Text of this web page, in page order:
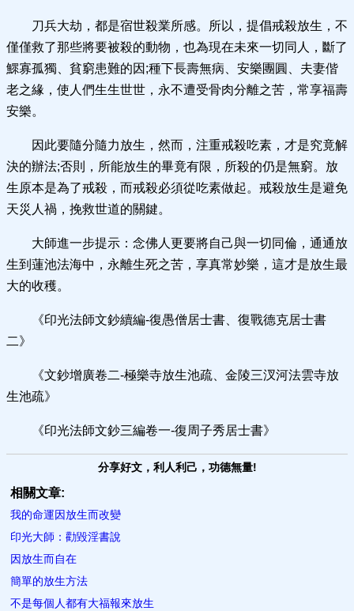
刀兵大劫，都是宿世殺業所感。所以，提倡戒殺放生，不
僅僅救了那些將要被殺的動物，也為現在未來一切同人，斷了
鰥寡孤獨、貧窮患難的因;種下長壽無病、安樂團圓、夫妻偕
老之緣，使人們生生世世，永不遭受骨肉分離之苦，常享福壽
安樂。
因此要隨分隨力放生，然而，注重戒殺吃素，才是究竟解
決的辦法;否則，所能放生的畢竟有限，所殺的仍是無窮。放
生原本是為了戒殺，而戒殺必須從吃素做起。戒殺放生是避免
天災人禍，挽救世道的關鍵。
大師進一步提示：念佛人更要將自己與一切同倫，通通放
生到蓮池法海中，永離生死之苦，享真常妙樂，這才是放生最
大的收穫。
《印光法師文鈔續編-復愚僧居士書、復戰德克居士書
二》
《文鈔增廣卷二-極樂寺放生池疏、金陵三汊河法雲寺放
生池疏》
《印光法師文鈔三編卷一-復周子秀居士書》
分享好文，利人利己，功德無量!
相關文章:
我的命運因放生而改變
印光大師：勸毀淫書說
因放生而自在
簡單的放生方法
不是每個人都有大福報來放生